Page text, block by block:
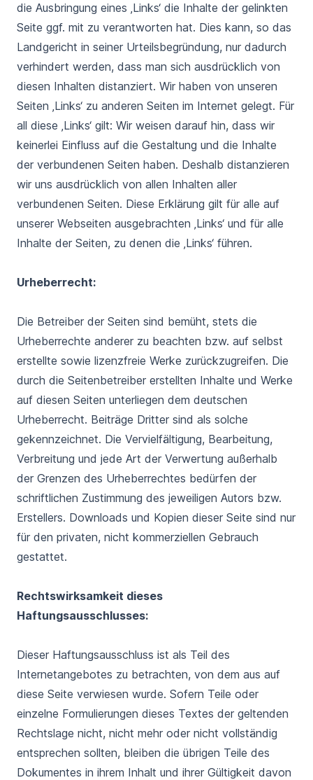
die Ausbringung eines ‚Links‘ die Inhalte der gelinkten
Seite ggf. mit zu verantworten hat. Dies kann, so das
Landgericht in seiner Urteilsbegründung, nur dadurch
verhindert werden, dass man sich ausdrücklich von
diesen Inhalten distanziert. Wir haben von unseren
Seiten ‚Links‘ zu anderen Seiten im Internet gelegt. Für
all diese ‚Links‘ gilt: Wir weisen darauf hin, dass wir
keinerlei Einfluss auf die Gestaltung und die Inhalte
der verbundenen Seiten haben. Deshalb distanzieren
wir uns ausdrücklich von allen Inhalten aller
verbundenen Seiten. Diese Erklärung gilt für alle auf
unserer Webseiten ausgebrachten ‚Links‘ und für alle
Inhalte der Seiten, zu denen die ‚Links‘ führen.
Urheberrecht:
Die Betreiber der Seiten sind bemüht, stets die
Urheberrechte anderer zu beachten bzw. auf selbst
erstellte sowie lizenzfreie Werke zurückzugreifen. Die
durch die Seitenbetreiber erstellten Inhalte und Werke
auf diesen Seiten unterliegen dem deutschen
Urheberrecht. Beiträge Dritter sind als solche
gekennzeichnet. Die Vervielfältigung, Bearbeitung,
Verbreitung und jede Art der Verwertung außerhalb
der Grenzen des Urheberrechtes bedürfen der
schriftlichen Zustimmung des jeweiligen Autors bzw.
Erstellers. Downloads und Kopien dieser Seite sind nur
für den privaten, nicht kommerziellen Gebrauch
gestattet.
Rechtswirksamkeit dieses
Haftungsausschlusses:
Dieser Haftungsausschluss ist als Teil des
Internetangebotes zu betrachten, von dem aus auf
diese Seite verwiesen wurde. Sofern Teile oder
einzelne Formulierungen dieses Textes der geltenden
Rechtslage nicht, nicht mehr oder nicht vollständig
entsprechen sollten, bleiben die übrigen Teile des
Dokumentes in ihrem Inhalt und ihrer Gültigkeit davon